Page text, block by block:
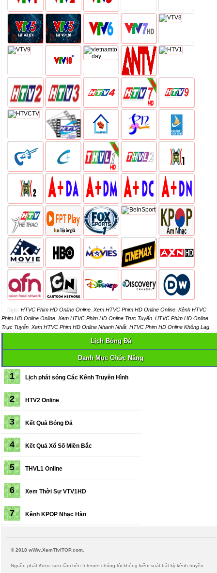
Tags: HTVC Phim HD Online Online Xem HTVC Phim HD Online Online Kênh HTVC
Phim HD Online Online Xem HTVC Phim HD Online Trực Tuyến HTVC Phim HD Online
Trực Tuyến Xem HTVC Phim HD Online Nhanh Nhất, HTVC Phim HD Online Không Lag
Lịch Bóng Đá
Danh Mục Chức Năng
1 Lịch phát sóng Các Kênh Truyền Hình
2 HTV2 Online
3 Kết Quả Bóng Đá
4 Kết Quả Xổ Số Miền Bắc
5 THVL1 Online
6 Xem Thời Sự VTV1HD
7 Kênh KPOP Nhạc Hàn
© 2018 wWw.XemTiviTOP.com.
Nguồn phát được sưu tầm trên Internet chúng tôi không kiểm soát bất kỳ kênh truyền